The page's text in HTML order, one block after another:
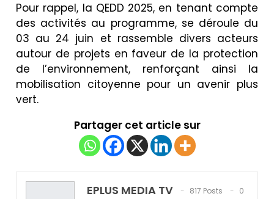
Pour rappel, la QEDD 2025, en tenant compte
des activités au programme, se déroule du
03 au 24 juin et rassemble divers acteurs
autour de projets en faveur de la protection
de l’environnement, renforçant ainsi la
mobilisation citoyenne pour un avenir plus
vert.
Partager cet article sur
EPLUS MEDIA TV 817 Posts
0